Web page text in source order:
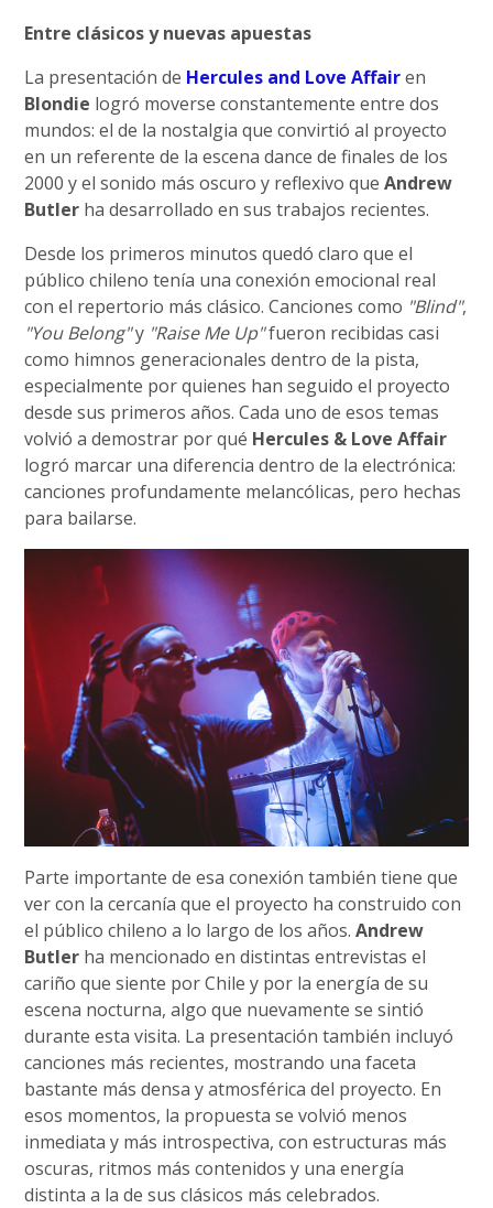
Entre clásicos y nuevas apuestas
La presentación de Hercules and Love Affairen
Blondie logró moverse constantemente entre dos
mundos: el de la nostalgia que convirtió al proyecto
en un referente de la escena dance de finales de los
2000 y el sonido más oscuro y reflexivo queAndrew
Butler ha desarrollado en sus trabajos recientes.
Desde los primeros minutos quedó claro que el
público chileno tenía una conexión emocional real
con el repertorio más clásico. Canciones como "Blind",
"You Belong"y "Raise Me Up"fueron recibidas casi
como himnos generacionales dentro de la pista,
especialmente por quienes han seguido el proyecto
desde sus primeros años. Cada uno de esos temas
volvió a demostrar por qué Hercules & Love Affair
logró marcar una diferencia dentro de la electrónica:
canciones profundamente melancólicas, pero hechas
para bailarse.
Parte importante de esa conexión también tiene que
ver con la cercanía que el proyecto ha construido con
el público chileno a lo largo de los años.Andrew
Butler ha mencionado en distintas entrevistas el
cariño que siente por Chile y por la energía de su
escena nocturna, algo que nuevamente se sintió
durante esta visita. La presentación también incluyó
canciones más recientes, mostrando una faceta
bastante más densa y atmosférica del proyecto. En
esos momentos, la propuesta se volvió menos
inmediata y más introspectiva, con estructuras más
oscuras, ritmos más contenidos y una energía
distinta a la de sus clásicos más celebrados.